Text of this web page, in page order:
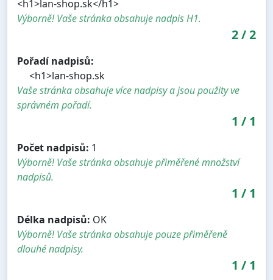
<h1>lan-shop.sk</h1>
Výborně! Vaše stránka obsahuje nadpis H1.
2/2
Pořadí nadpisů:
<h1>lan-shop.sk
Vaše stránka obsahuje více nadpisy a jsou použity ve
správném pořadí.
1 / 1
Počet nadpisů: 1
Výborně! Vaše stránka obsahuje přiměřené množství
nadpisů.
1 / 1
Délka nadpisů: OK
Výborně! Vaše stránka obsahuje pouze přiměřeně
dlouhé nadpisy.
1 / 1